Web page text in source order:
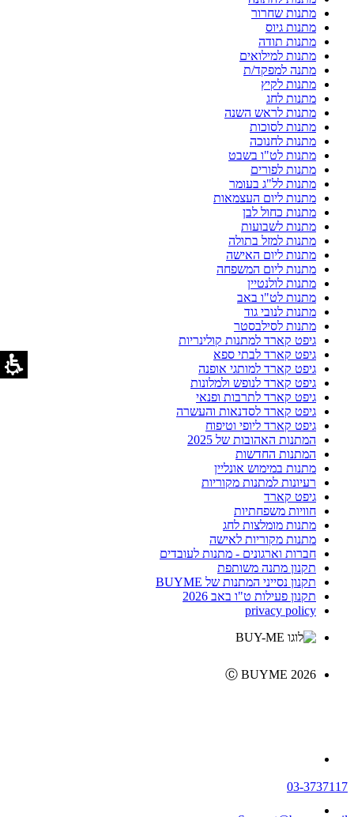
מתנות שחרור
מתנות גיוס
מתנות תודה
מתנות למילואים
מתנה למפקד/ת
מתנות לקיץ
מתנות לחג
מתנות לראש השנה
מתנות לסוכות
מתנות לחנוכה
מתנות לט"ו בשבט
מתנות לפורים
מתנות לל"ג בעומר
מתנות ליום העצמאות
מתנות כחול לבן
מתנות לשבועות
מתנות למזל בתולה
מתנות ליום האישה
מתנות ליום המשפחה
מתנות לולנטיין
מתנות לט"ו באב
מתנות לנובי גוד
מתנות לסילבסטר
גיפט קארד למתנות קולינריות
גיפט קארד לבתי ספא
גיפט קארד למותגי אופנה
גיפט קארד לנופש ולמלונות
גיפט קארד לתרבות ופנאי
גיפט קארד לסדנאות והעשרה
גיפט קארד ליופי וטיפוח
המתנות האהובות של 2025
המתנות החדשות
מתנות במימוש אונליין
רעיונות למתנות מקוריות
גיפט קארד
חוויות משפחתיות
מתנות מומלצות לחג
מתנות מקוריות לאישה
חברות וארגונים - מתנות לעובדים
תקנון מתנה משותפת
תקנון נסייני המתנות של BUYME
תקנון פעילות ט"ו באב 2026
privacy policy
Ⓒ BUYME 2026
03-3737117